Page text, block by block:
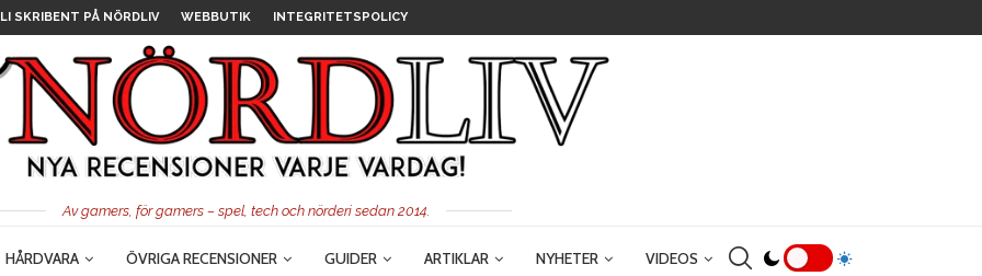
SKRIBENT PÅ NÖRDLIV WEBBUTIK INTEGRITETSPOLICY
Av gamers, för gamers – spel, tech och nörderi sedan 2014.
HÅRDVARA ÖVRIGA RECENSIONER GUIDER ARTIKLAR NYHETER VIDEOS